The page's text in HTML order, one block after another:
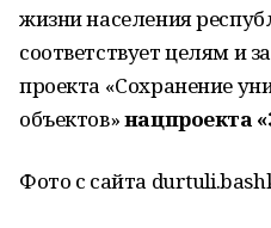
жизни населения
соответствует целям и
проекта «Сохранение
объектов»нацпроекта
Фото с сайта